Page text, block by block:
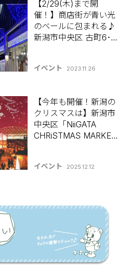
【2/29(木)まで開
催！】商店街が青い光
のベールに包まれる♪
新潟市中央区 古町6･7･
ルー」【新潟県イルミ
イベント 2023.11.26
【今年も開催！新潟の
クリスマスは】新潟市
中央区「NiiGATA
CHRiSTMAS MARKET
ネーション特集2025-
イベント 2025.12.12